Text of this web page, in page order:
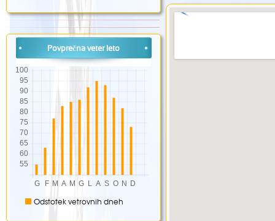
Povprečna veter leto
Odstotek vetrovnih dneh